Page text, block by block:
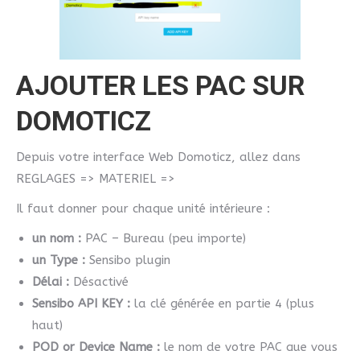
AJOUTER LES PAC SUR
DOMOTICZ
Depuis votre interface Web Domoticz, allez dans
REGLAGES => MATERIEL =>
Il faut donner pour chaque unité intérieure :
un nom : PAC – Bureau (peu importe)
un Type : Sensibo plugin
Délai : Désactivé
Sensibo API KEY : la clé générée en partie 4 (plus
haut)
POD or Device Name : le nom de votre PAC que vous